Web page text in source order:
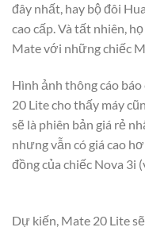
đây nhất, hay bộ đôi
cao cấp. Và tất nhiên,
Mate với những chiếc
Hình ảnh thông cáo
20 Lite cho thấy máy
sẽ là phiên bản giá rẻ
nhưng vẫn có giá cao
đồng của chiếc Nova 3i
Dự kiến, Mate 20 Lite